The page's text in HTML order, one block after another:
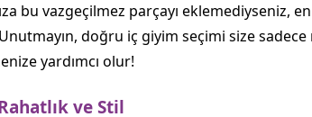
bu vazgeçilmez parçayı
doğru iç giyim seçimi size
yardımcı olur!
ve Stil